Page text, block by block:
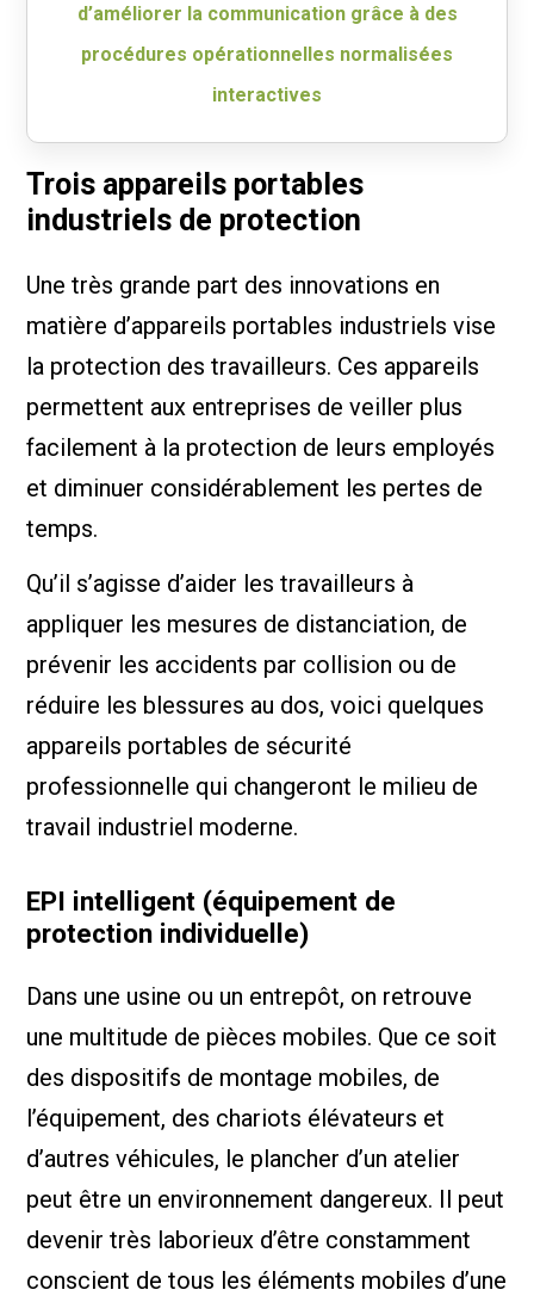
d’améliorer la communication grâce à des
procédures opérationnelles normalisées
interactives
Trois appareils portables
industriels de protection
Une très grande part des innovations en
matière d’appareils portables industriels vise
la protection des travailleurs. Ces appareils
permettent aux entreprises de veiller plus
facilement à la protection de leurs employés
et diminuer considérablement les pertes de
temps.
Qu’il s’agisse d’aider les travailleurs à
appliquer les mesures de distanciation, de
prévenir les accidents par collision ou de
réduire les blessures au dos, voici quelques
appareils portables de sécurité
professionnelle qui changeront le milieu de
travail industriel moderne.
EPI intelligent (équipement de
protection individuelle)
Dans une usine ou un entrepôt, on retrouve
une multitude de pièces mobiles. Que ce soit
des dispositifs de montage mobiles, de
l’équipement, des chariots élévateurs et
d’autres véhicules, le plancher d’un atelier
peut être un environnement dangereux. Il peut
devenir très laborieux d’être constamment
conscient de tous les éléments mobiles d’une